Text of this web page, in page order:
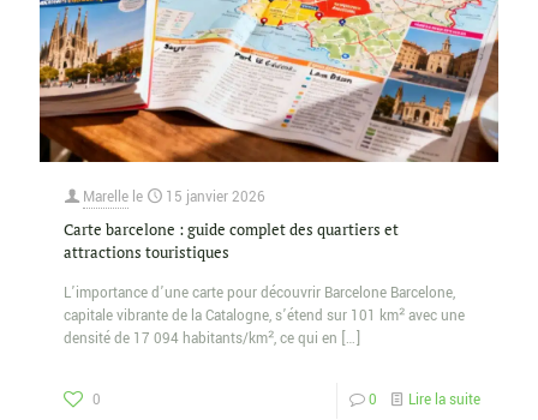
Marelle le 15 janvier 2026
Carte barcelone : guide complet des quartiers et
attractions touristiques
L’importance d’une carte pour découvrir Barcelone Barcelone,
capitale vibrante de la Catalogne, s’étend sur 101 km² avec une
densité de 17 094 habitants/km², ce qui en […]
0 0 Lire la suite